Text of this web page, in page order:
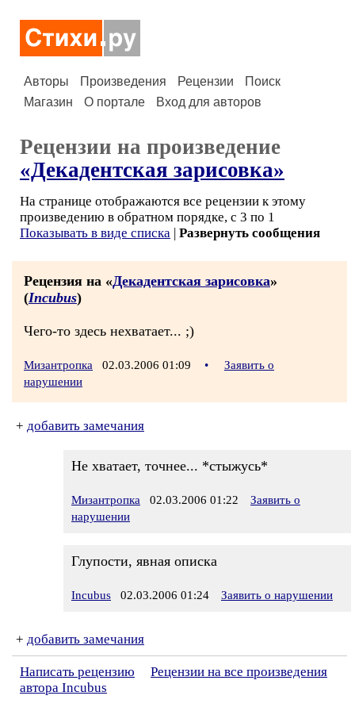
Авторы Произведения Рецензии
Поиск
Магазин
О портале Вход для авторов
Рецензии на произведение
«Декадентская зарисовка»
На странице отображаются все рецензии к этому
произведению в обратном порядке, с 3 по 1
Показывать в виде списка | Развернуть сообщения
Рецензия на «Декадентская зарисовка»
(Incubus)
Чего-то здесь нехватает... ;)
Мизантропка 02.03.2006 01:09 •
Заявить о
нарушении
+ добавить замечания
Не хватает, точнее... *стыжусь*
Мизантропка 02.03.2006 01:22
Заявить о
нарушении
Глупости, явная описка
Incubus 02.03.2006 01:24 Заявить о нарушении
+ добавить замечания
Написать рецензию
Рецензии на все произведения
автора Incubus